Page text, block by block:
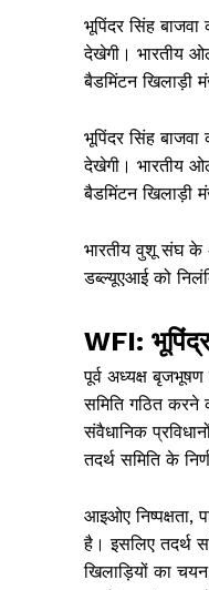
भूपिंदर सिंह
देखेगी। भारतीय
बैडमिंटन खिलाड़ी
भूपिंदर सिंह
देखेगी। भारतीय
बैडमिंटन खिलाड़ी
भारतीय वुशू संघ के
डब्ल्यूएआई को
WFI:
पूर्व अध्यक्ष
समिति गठित
संवैधानिक
तदर्थ समिति के
आइओए निष्पक्षता,
है। इसलिए तदर्थ
खिलाड़ियों का